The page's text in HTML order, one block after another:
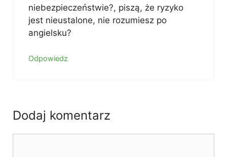
niebezpieczeństwie?, piszą, że ryzyko
jest nieustalone, nie rozumiesz po
angielsku?
Odpowiedz
Dodaj komentarz